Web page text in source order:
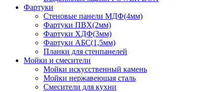
Фартуки
Стеновые панели МДФ(4мм)
Фартуки ПВХ(2мм)
Фартуки ХДФ(3мм)
Фартуки АБС(1,5мм)
Планки для стенпанелей
Мойки и смесители
Мойки искусственный камень
Мойки нержавеющая сталь
Смесители для кухни